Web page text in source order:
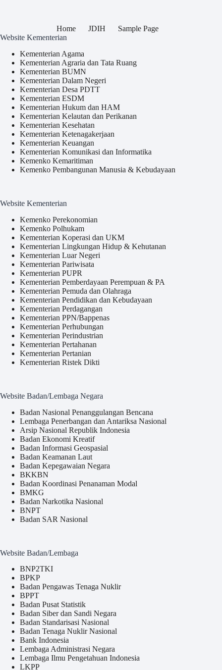
Home JDIH
Sample Page
Website Kementerian
Kementerian Agama
Kementerian Agraria dan Tata Ruang
Kementerian BUMN
Kementerian Dalam Negeri
Kementerian Desa PDTT
Kementerian ESDM
Kementerian Hukum dan HAM
Kementerian Kelautan dan Perikanan
Kementerian Kesehatan
Kementerian Ketenagakerjaan
Kementerian Keuangan
Kementerian Komunikasi dan Informatika
Kemenko Kemaritiman
Kemenko Pembangunan Manusia & Kebudayaan
Website Kementerian
Kemenko Perekonomian
Kemenko Polhukam
Kementerian Koperasi dan UKM
Kementerian Lingkungan Hidup & Kehutanan
Kementerian Luar Negeri
Kementerian Pariwisata
Kementerian PUPR
Kementerian Pemberdayaan Perempuan & PA
Kementerian Pemuda dan Olahraga
Kementerian Pendidikan dan Kebudayaan
Kementerian Perdagangan
Kementerian PPN/Bappenas
Kementerian Perhubungan
Kementerian Perindustrian
Kementerian Pertahanan
Kementerian Pertanian
Kementerian Ristek Dikti
Website Badan/Lembaga Negara
Badan Nasional Penanggulangan Bencana
Lembaga Penerbangan dan Antariksa Nasional
Arsip Nasional Republik Indonesia
Badan Ekonomi Kreatif
Badan Informasi Geospasial
Badan Keamanan Laut
Badan Kepegawaian Negara
BKKBN
Badan Koordinasi Penanaman Modal
BMKG
Badan Narkotika Nasional
BNPT
Badan SAR Nasional
Website Badan/Lembaga
BNP2TKI
BPKP
Badan Pengawas Tenaga Nuklir
BPPT
Badan Pusat Statistik
Badan Siber dan Sandi Negara
Badan Standarisasi Nasional
Badan Tenaga Nuklir Nasional
Bank Indonesia
Lembaga Administrasi Negara
Lembaga Ilmu Pengetahuan Indonesia
LKPP